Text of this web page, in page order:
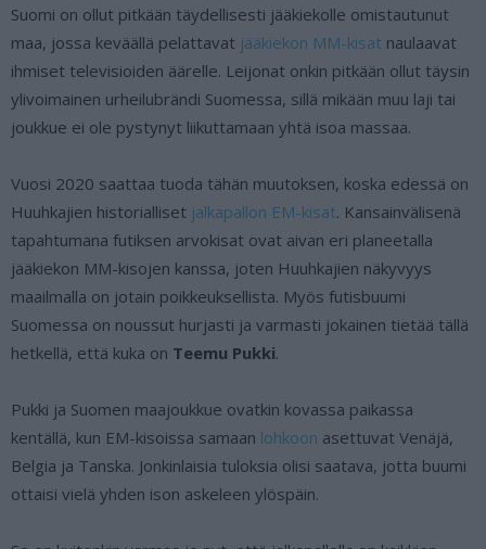
Suomi on ollut pitkään täydellisesti jääkiekolle omistautunut
maa, jossa keväällä pelattavat jääkiekon MM-kisat naulaavat
ihmiset televisioiden äärelle. Leijonat onkin pitkään ollut täysin
ylivoimainen urheilubrändi Suomessa, sillä mikään muu laji tai
joukkue ei ole pystynyt liikuttamaan yhtä isoa massaa.
Vuosi 2020 saattaa tuoda tähän muutoksen, koska edessä on
Huuhkajien historialliset jalkapallon EM-kisat. Kansainvälisenä
tapahtumana futiksen arvokisat ovat aivan eri planeetalla
jääkiekon MM-kisojen kanssa, joten Huuhkajien näkyvyys
maailmalla on jotain poikkeuksellista. Myös futisbuumi
Suomessa on noussut hurjasti ja varmasti jokainen tietää tällä
hetkellä, että kuka on Teemu Pukki.
Pukki ja Suomen maajoukkue ovatkin kovassa paikassa
kentällä, kun EM-kisoissa samaan lohkoon asettuvat Venäjä,
Belgia ja Tanska. Jonkinlaisia tuloksia olisi saatava, jotta buumi
ottaisi vielä yhden ison askeleen ylöspäin.